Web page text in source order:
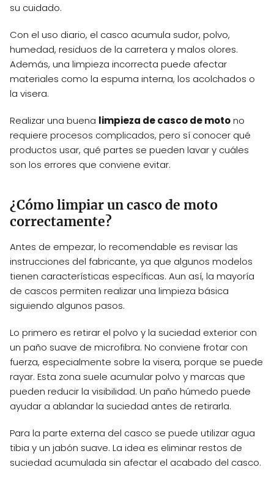
su cuidado.
Con el uso diario, el casco acumula sudor, polvo,
humedad, residuos de la carretera y malos olores.
Además, una limpieza incorrecta puede afectar
materiales como la espuma interna, los acolchados o
la visera.
Realizar una buena limpieza de casco de motono
requiere procesos complicados, pero sí conocer qué
productos usar, qué partes se pueden lavar y cuáles
son los errores que conviene evitar.
¿Cómo limpiar un casco de moto
correctamente?
Antes de empezar, lo recomendable es revisar las
instrucciones del fabricante, ya que algunos modelos
tienen características específicas. Aun así, la mayoría
de cascos permiten realizar una limpieza básica
siguiendo algunos pasos.
Lo primero es retirar el polvo y la suciedad exterior con
un paño suave de microfibra. No conviene frotar con
fuerza, especialmente sobre la visera, porque se puede
rayar. Esta zona suele acumular polvo y marcas que
pueden reducir la visibilidad. Un paño húmedo puede
ayudar a ablandar la suciedad antes de retirarla.
Para la parte externa del casco se puede utilizar agua
tibia y un jabón suave. La idea es eliminar restos de
suciedad acumulada sin afectar el acabado del casco.